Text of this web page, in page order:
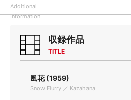
Additional
Information
収録作品
TITLE
風花 (1959)
Snow Flurry ／ Kazahana